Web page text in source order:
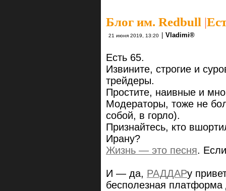
Блог им. Redbull |
21 июня 2019, 13:20 | Vlаdimi®
Есть 65.
Извините, строгие и
трейдеры.
Простите, наивные и
Модераторы, тоже не
собой, в горло).
Признайтесь, кто
Ирану?
Жизнь — это песня.
И — да, РАДДАРу
бесполезная платформа